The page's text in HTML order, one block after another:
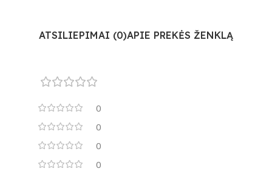
ATSILIEPIMAI (0)APIE PREKĖS ŽENKLĄ
0
0
0
0